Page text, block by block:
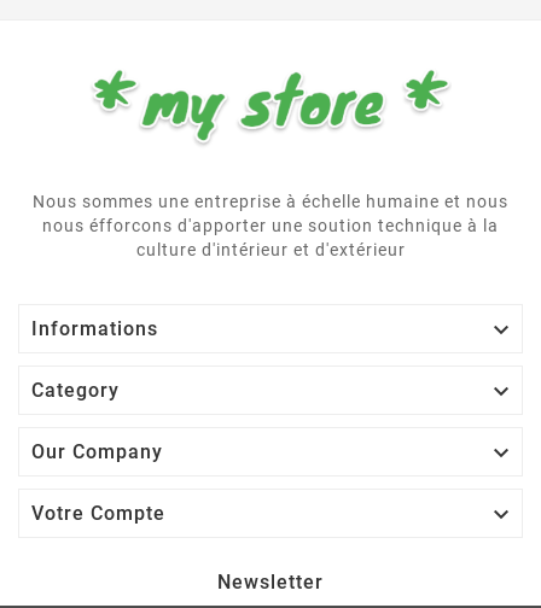
Nous sommes une entreprise à échelle humaine et nous
nous éfforcons d'apporter une soution technique à la
culture d'intérieur et d'extérieur
Informations 
Category 
Our Company 
Votre Compte 
Newsletter